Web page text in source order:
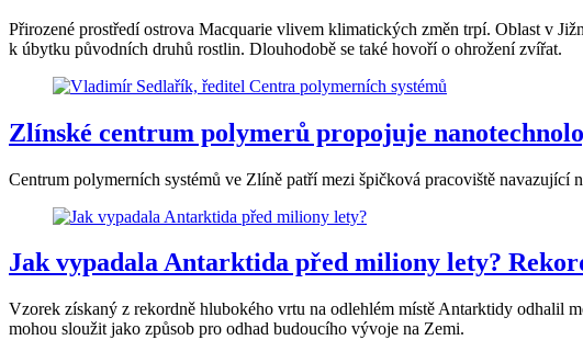
Přirozené prostředí ostrova Macquarie vlivem klimatických změn trpí. Oblast v
k úbytku původních druhů rostlin. Dlouhodobě se také hovoří o ohrožení zvířat.
Zlínské centrum polymerů propojuje
Centrum polymerních systémů ve Zlíně patří mezi špičková pracoviště navazující
Jak vypadala Antarktida před miliony lety?
Vzorek získaný z rekordně hlubokého vrtu na odlehlém místě Antarktidy odhalil
mohou sloužit jako způsob pro odhad budoucího vývoje na Zemi.